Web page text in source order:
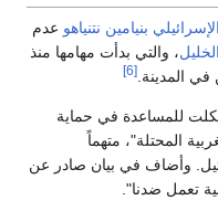
بنيامين نتنياهو عدم
الخليل، والتي بدأت مهامها منذ
[6]
للمساعدة في حماية
المحتلة"، متهماً
وأضاف في بيان صادر عن
تعمل ضدنا".